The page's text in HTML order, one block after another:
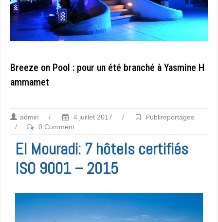
Breeze on Pool : pour un été branché à Yasmine H
ammamet
admin / 4 juillet 2017 /
Publireportages
/
0 Comment
El Mouradi: 7 hôtels certifiés
ISO 9001 – 2015